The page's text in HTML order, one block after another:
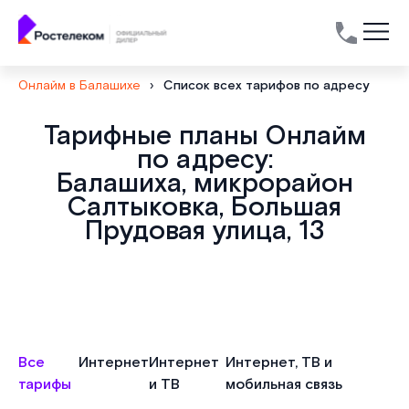
Онлайм в Балашихе › Список всех тарифов по адресу
Тарифные планы Онлайм
по адресу:
Балашиха, микрорайон
Салтыковка, Большая
Прудовая улица, 13
Все
тарифы
ИнтернетИнтернет
и ТВ
Интернет, ТВ и
мобильная связь